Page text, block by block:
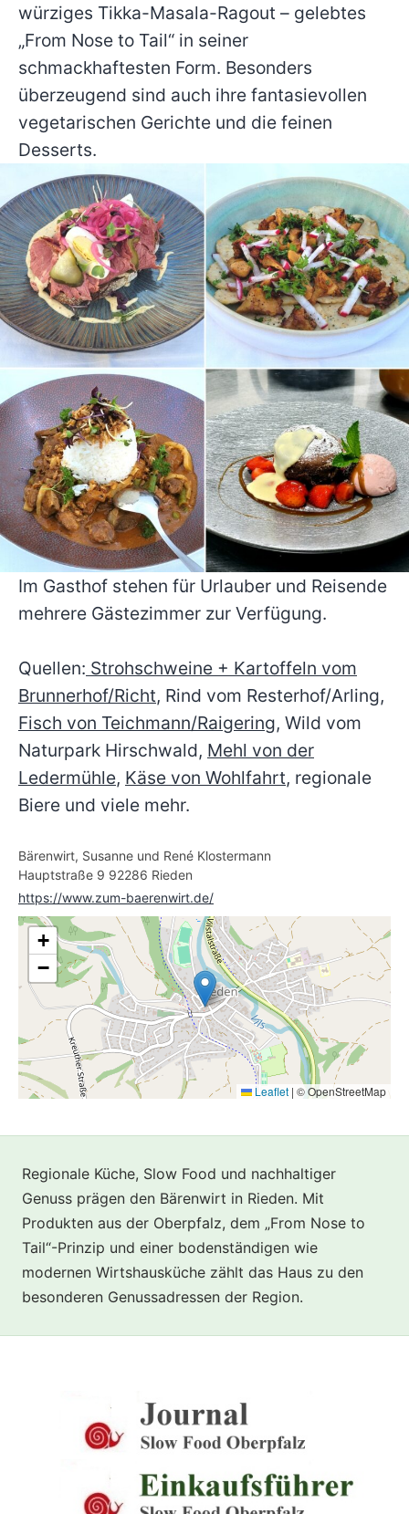
würziges Tikka-Masala-Ragout – gelebtes
„From Nose to Tail“ in seiner
schmackhaftesten Form. Besonders
überzeugend sind auch ihre fantasievollen
vegetarischen Gerichte und die feinen
Desserts.
Im Gasthof stehen für Urlauber und Reisende
mehrere Gästezimmer zur Verfügung.
Quellen: Strohschweine + Kartoffeln vom
Brunnerhof/Richt, Rind vom Resterhof/Arling,
Fisch von Teichmann/Raigering, Wild vom
Naturpark Hirschwald, Mehl von der
Ledermühle, Käse von Wohlfahrt, regionale
Biere und viele mehr.
Bärenwirt, Susanne und René Klostermann
Hauptstraße 9 92286 Rieden
https://www.zum-baerenwirt.de/
+
−
Leaflet | © OpenStreetMap
Regionale Küche, Slow Food und nachhaltiger
Genuss prägen den Bärenwirt in Rieden. Mit
Produkten aus der Oberpfalz, dem „From Nose to
Tail“-Prinzip und einer bodenständigen wie
modernen Wirtshausküche zählt das Haus zu den
besonderen Genussadressen der Region.